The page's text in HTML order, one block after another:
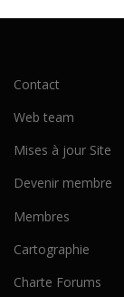
Contact
Web team
Mises à jour Site
Devenir membre
Membres
Cartographie
Charte Forums